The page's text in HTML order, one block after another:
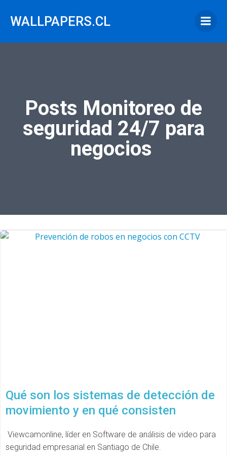
WALLPAPERS.CL
Posts Monitoreo de
seguridad 24/7 para
negocios
Qué son los sistemas de detección de
movimiento y en qué consisten
Viewcamonline, líder en Software de análisis de video para
seguridad empresarial en Santiago de Chile.